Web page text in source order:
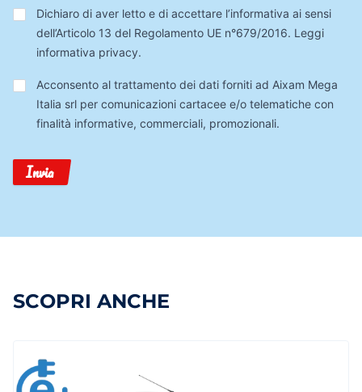
Privacy*
Dichiaro di aver letto e di accettare l’informativa ai sensi
dell’Articolo 13 del Regolamento UE n°679/2016. Leggi
informativa privacy.
Trattamento
Dati
Acconsento al trattamento dei dati forniti ad Aixam Mega
Italia srl per comunicazioni cartacee e/o telematiche con
finalità informative, commerciali, promozionali.
Invia
SCOPRI ANCHE